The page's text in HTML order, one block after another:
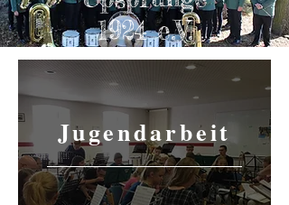
1924 e.V.
Jugendarbeit